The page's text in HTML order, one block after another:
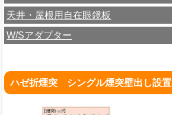
天井・屋根用自在眼鏡板
W/Sアダプター
ハゼ折煙突 シングル煙突壁出し設置